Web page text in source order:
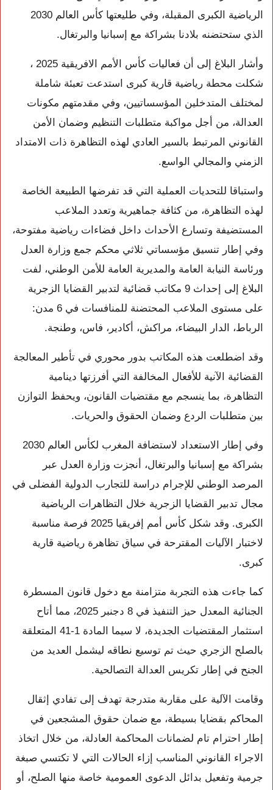
الرياضية الكبرى المقبلة، وفي طليعتها كأس العالم 2030
الذي ستحتضنه بلادنا بشراكة مع إسبانيا والبرتغال.
وأشار البلاغ إلى أن فعاليات كأس الأمم الافريقية 2025 ،
شكلت محطة رياضية قارية كبرى استدعت تعبئة شاملة
لمختلف المتدخلين المؤسساتيين، وفي مقدمتهم مكونات
العدالة، من أجل مواكبة متطلبات التنظيم وضمان الأمن
القانوني المرتبط بالسير العادي لهذه التظاهرة ذات الامتداد
الزمني والمجالي الواسع.
واستباقا للتحديات العملية التي قد تفرضها الطبيعة الخاصة
لهذه التظاهرة، من كثافة جماهيرية وتعدد الملاعب
المستضيفة وتسارع الأحداث داخل فضاءات رياضية مفتوحة،
وفي إطار تنسيق مؤسساتي ثلاثي محكم جمع وزارة العدل
ورئاسة النيابة العامة والمديرية العامة للأمن الوطني، لفت
البلاغ إلى إحداث 9 مكاتب قضائية لتدبير القضايا الزجرية
على مستوى الملاعب المحتضنة للمنافسات في 6 مدن:
الرباط، الدار البيضاء، مراكش، أكادير، فاس، وطنجة.
وقد اضطلعت هذه المكاتب بدور محوري في تأطير المعالجة
القضائية الآنية للأفعال المخالفة التي أفرزتها دينامية
التظاهرة، بما ينسجم مع مقتضيات القانون، ويحفظ التوازن
بين متطلبات الردع وضمان الحقوق والحريات.
وفي إطار الاستعداد لاستضافة المغرب لكأس العالم 2030
بشراكة مع إسبانيا والبرتغال، أنجزت وزارة العدل عبر
المرصد الوطني للإجرام دراسة للتجارب الدولية الفضلى في
مجال تدبير القضايا الزجرية خلال التظاهرات الرياضية
الكبرى. وقد شكل كأس أمم إفريقيا 2025 فرصة مناسبة
لاختبار الآليات المقترحة في سياق تظاهرة رياضية قارية
كبرى.
كما جاءت هذه التجربة متزامنة مع دخول قانون المسطرة
الجنائية المعدل حيز التنفيذ في 8 دجنبر 2025، مما أتاح
استثمار المقتضيات الجديدة، لا سيما المادة 1-41 المتعلقة
بالصلح الزجري حيث تم توسيع نطاقه ليشمل العديد من
الجنح في إطار تكريس العدالة التصالحية.
وقامت الآلية على مقاربة متدرجة تهدف إلى تفادي إثقال
المحاكم بقضايا بسيطة، مع ضمان حقوق المشجعين في
إطار احترام تام لضمانات المحاكمة العادلة، من خلال اتخاذ
الاجراء القانوني المناسب إزاء الحالات التي لا تكتسي صبغة
جرمية وتفعيل بدائل الدعوى العمومية خاصة منها الصلح، أو